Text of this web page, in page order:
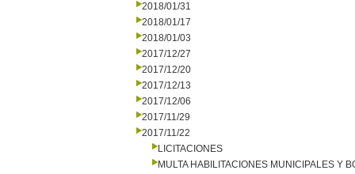
2018/01/31
2018/01/17
2018/01/03
2017/12/27
2017/12/20
2017/12/13
2017/12/06
2017/11/29
2017/11/22
LICITACIONES
MULTA HABILITACIONES MUNICIPALES Y